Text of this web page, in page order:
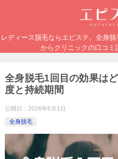
レディース脱毛ならエピステ。全身
からクリニックの口コミ
全身脱毛1回目の効果は
度と持続期間
公開日： 2026年6月1日
全身脱毛